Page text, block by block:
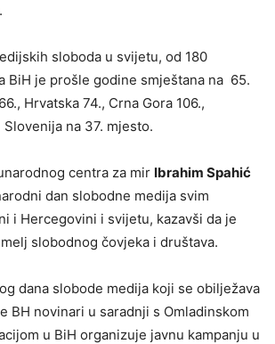
sloboda u svijetu, od 180
BiH je prošle godine smještana na 65.
Hrvatska 74., Crna Gora 106.,
Slovenija na 37. mjesto.
centra za mir Ibrahim Spahić
dan slobodne medija svim
i Hercegovini i svijetu, kazavši da je
slobodnog čovjeka i društava.
dana slobode medija koji se obilježava
BH novinari u saradnji s Omladinskom
u BiH organizuje javnu kampanju u